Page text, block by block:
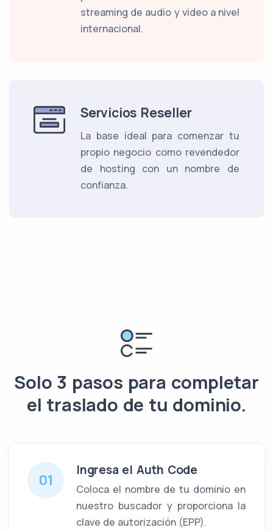
streaming de audio y video a nivel
internacional.
Servicios Reseller
La base ideal para comenzar tu
propio negocio como revendedor
de hosting con un nombre de
confianza.
Solo 3 pasos para completar
el traslado de tu dominio.
01
Ingresa el Auth Code
Coloca el nombre de tu dominio en
nuestro buscador y proporciona la
clave de autorización (EPP).